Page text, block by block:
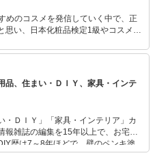
めのコスメを発信していく中で、正
思い、日本化粧品検定1級やコスメコ
チプラ」から「デパコス」まで、い
のが好きで、大人の女性に美容を楽
発信を心がけています。
品、住まい・ＤＩＹ、家具・インテ
・ＤＩＹ」「家具・インテリア」カ
報雑誌の編集を15年以上で、お宅訪
歴は7～8年ほどで、壁のペンキ塗
もチャレンジ済み。初心者でもモノ